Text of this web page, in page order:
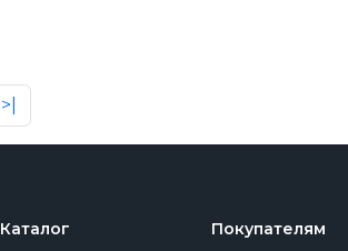
>|
Каталог Покупателям